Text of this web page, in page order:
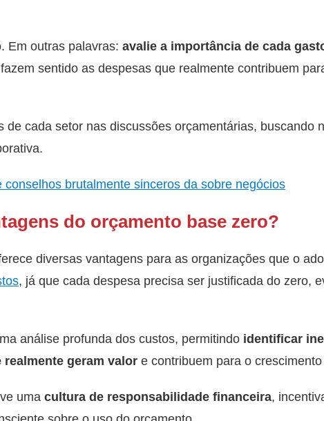
Em outras palavras: avalie a importância de cada
sentido as despesas que realmente contribuem
de cada setor nas discussões orçamentárias, buscando
conselhos brutalmente sinceros da sobre negócios
do orçamento base zero?
diversas vantagens para as organizações que o
, já que cada despesa precisa ser justificada do zero,
análise profunda dos custos, permitindo identificar
geram valor e contribuem para o
uma cultura de responsabilidade financeira,